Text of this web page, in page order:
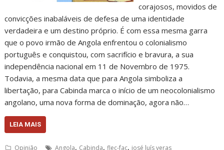
corajosos, movidos de
convicções inabaláveis de defesa de uma identidade
verdadeira e um destino próprio. É com essa mesma garra
que o povo irmão de Angola enfrentou o colonialismo
português e conquistou, com sacrifício e bravura, a sua
independência nacional em 11 de Novembro de 1975.
Todavia, a mesma data que para Angola simboliza a
libertação, para Cabinda marca o início de um neocolonialismo
angolano, uma nova forma de dominação, agora não…
LEIA MAIS
Opinião Angola, Cabinda,flec-fac, josé luís veras